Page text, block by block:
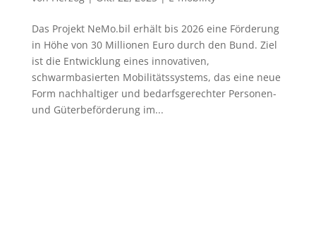
Das Projekt NeMo.bil erhält bis 2026 eine Förderung
in Höhe von 30 Millionen Euro durch den Bund. Ziel
ist die Entwicklung eines innovativen,
schwarmbasierten Mobilitätssystems, das eine neue
Form nachhaltiger und bedarfsgerechter Personen-
und Güterbeförderung im...